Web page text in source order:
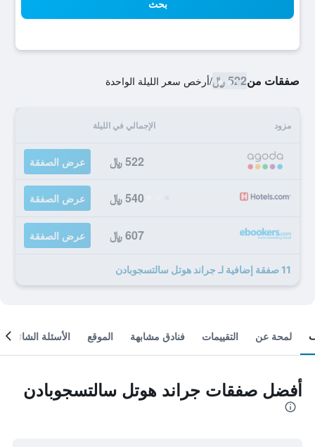
بحث
صفقات من522 ﷼ /أرخص سعر الليلة الواحدة
مزود الإجمالي في الليلة
522 ﷼ عرض الصفقة
540 ﷼ عرض الصفقة
607 ﷼ عرض الصفقة
11 صفقة إضافية لـ جراند هوتل سالتسجوبادن
لمحة عن التقييمات فنادق مشابهة الموقع الأسئلة الشائعة
أفضل صفقات جراند هوتل سالتسجوبادن